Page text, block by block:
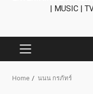
| MUSIC |
PRIMARY
Home นนน กรภัทร์